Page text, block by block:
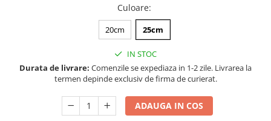
Culoare:
20cm 25cm
IN STOC
Durata de livrare: Comenzile se expediaza in 1-2 zile. Livrarea la
termen depinde exclusiv de firma de curierat.
ADAUGA IN COS